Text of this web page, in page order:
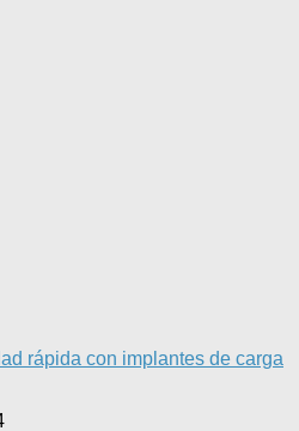
rápida con implantes de carga